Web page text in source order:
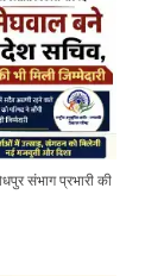
संभाग प्रभारी की